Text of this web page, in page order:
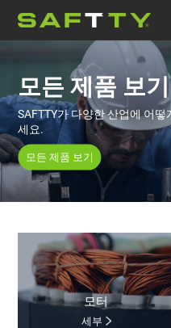
모든 제품 보기
세요.
모든 제품 보기
모터
세부